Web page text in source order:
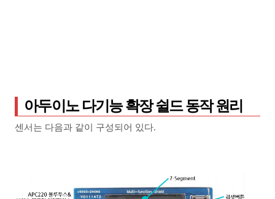
아두이노 다기능 확장 쉴드 동작 원리
센서는 다음과 같이 구성되어 있다.